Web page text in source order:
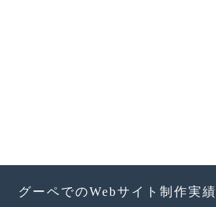
グーペでのWebサイト制作実績